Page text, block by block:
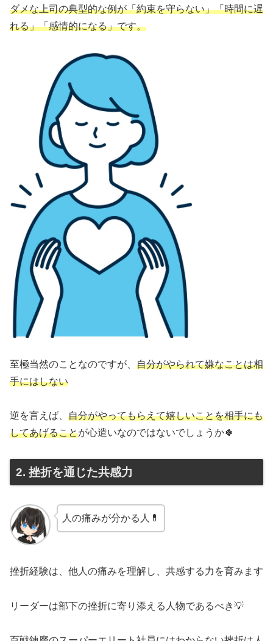
ダメな上司の典型的な例が「約束を守らない」「時間に遅
れる」「感情的になる」です。
至極当然のことなのですが、 自分がやられて嫌なことは相
手にはしない
逆を言えば、 自分がやってもらえて嬉しいことを相手にも
してあげることが心遣いなのではないでしょうか🍀
2. 挫折を通じた共感力
人の痛みが分かる人💊
挫折経験は、他人の痛みを理解し、共感する力を育みます
リーダーは部下の挫折に寄り添える人物であるべき💡